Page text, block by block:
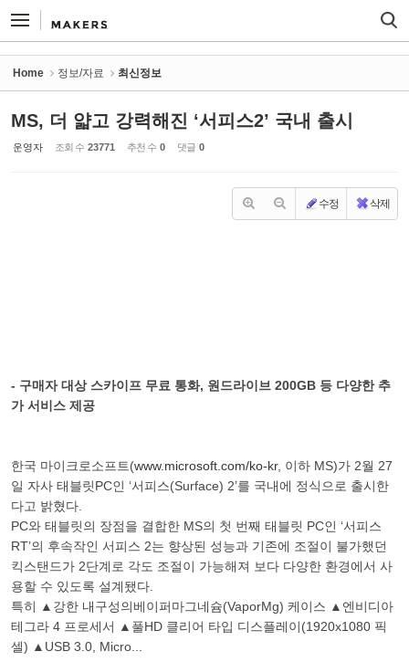
Home 정보/자료 최신정보
MS, 더 얇고 강력해진 ‘서피스2’ 국내 출시
운영자 조회 수 23771 추천 수 0 댓글 0
수정 삭제
- 구매자 대상 스카이프 무료 통화, 원드라이브 200GB 등 다양한 추
가 서비스 제공
한국 마이크로소프트(www.microsoft.com/ko-kr, 이하 MS)가 2월 27
일 자사 태블릿PC인 ‘서피스(Surface) 2’를 국내에 정식으로 출시한
다고 밝혔다.
PC와 태블릿의 장점을 결합한 MS의 첫 번째 태블릿 PC인 ‘서피스
RT’의 후속작인 서피스 2는 향상된 성능과 기존에 조절이 불가했던
킥스탠드가 2단계로 각도 조절이 가능해져 보다 다양한 환경에서 사
용할 수 있도록 설계됐다.
특히 ▲강한 내구성의베이퍼마그네슘(VaporMg) 케이스 ▲엔비디아
테그라 4 프로세서 ▲풀HD 클리어 타입 디스플레이(1920x1080 픽
셀) ▲USB 3.0, Micro...